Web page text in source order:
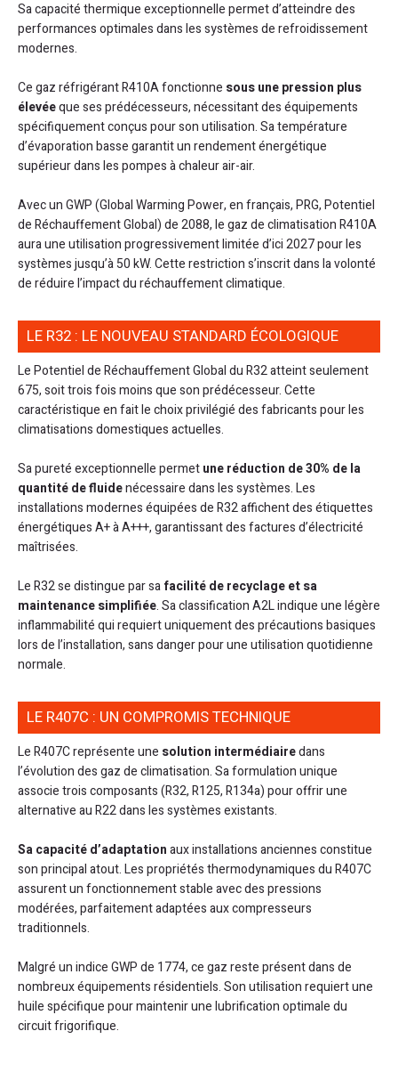
Sa capacité thermique exceptionnelle permet d’atteindre des
performances optimales dans les systèmes de refroidissement
modernes.
Ce gaz réfrigérant R410A fonctionne sous une pression plus
élevéeque ses prédécesseurs, nécessitant des équipements
spécifiquement conçus pour son utilisation. Sa température
d’évaporation basse garantit un rendement énergétique
supérieur dans les pompes à chaleur air-air.
Avec un GWP (Global Warming Power, en français, PRG, Potentiel
de Réchauffement Global) de 2088, le gaz de climatisation R410A
aura une utilisation progressivement limitée d’ici 2027 pour les
systèmes jusqu’à 50 kW. Cette restriction s’inscrit dans la volonté
de réduire l’impact du réchauffement climatique.
LE R32 : LE NOUVEAU STANDARD ÉCOLOGIQUE
Le Potentiel de Réchauffement Global du R32 atteint seulement
675, soit trois fois moins que son prédécesseur. Cette
caractéristique en fait le choix privilégié des fabricants pour les
climatisations domestiques actuelles.
Sa pureté exceptionnelle permetune réduction de 30% de la
quantité de fluidenécessaire dans les systèmes. Les
installations modernes équipées de R32 affichent des étiquettes
énergétiques A+ à A+++, garantissant des factures d’électricité
maîtrisées.
Le R32 se distingue par safacilité de recyclage et sa
maintenance simplifiée. Sa classification A2L indique une légère
inflammabilité qui requiert uniquement des précautions basiques
lors de l’installation, sans danger pour une utilisation quotidienne
normale.
LE R407C : UN COMPROMIS TECHNIQUE
Le R407C représente une solution intermédiairedans
l’évolution des gaz de climatisation. Sa formulation unique
associe trois composants (R32, R125, R134a) pour offrir une
alternative au R22 dans les systèmes existants.
Sa capacité d’adaptationaux installations anciennes constitue
son principal atout. Les propriétés thermodynamiques du R407C
assurent un fonctionnement stable avec des pressions
modérées, parfaitement adaptées aux compresseurs
traditionnels.
Malgré un indice GWP de 1774, ce gaz reste présent dans de
nombreux équipements résidentiels. Son utilisation requiert une
huile spécifique pour maintenir une lubrification optimale du
circuit frigorifique.